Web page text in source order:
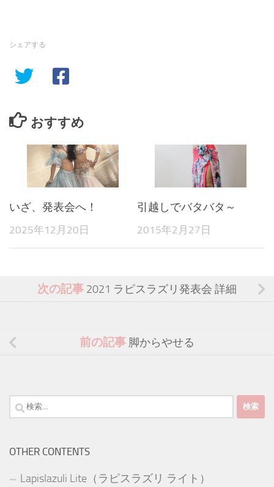
シェアする
おすすめ
いざ、発表会へ！
2025年12月20日
引越しでバタバタ～
2015年2月27日
次の記事 2021 ラピスラズリ発表会 詳細
前の記事 脚からやせる
検
索:
OTHER CONTENTS
Lapislazuli Lite（ラピスラズリ ライト）